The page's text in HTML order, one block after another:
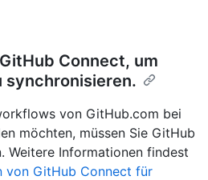
Connect, um
synchronisieren.
von GitHub.com bei
möchten, müssen Sie GitHub
Weitere Informationen findest
von GitHub Connect für